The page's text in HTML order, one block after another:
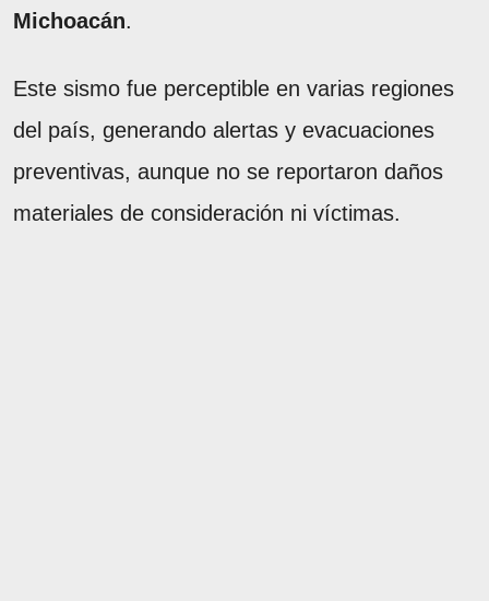
Michoacán.
Este sismo fue perceptible en varias regiones
del país, generando alertas y evacuaciones
preventivas, aunque no se reportaron daños
materiales de consideración ni víctimas.